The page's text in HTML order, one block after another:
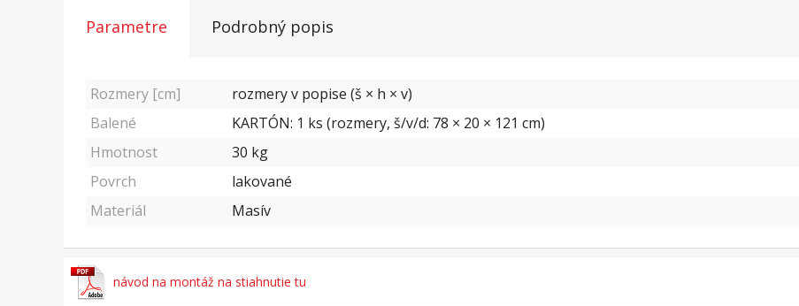
Parametre Podrobný popis
Rozmery [cm]
rozmery v popise (š × h × v)
Balené
KARTÓN: 1 ks (rozmery, š/v/d: 78 × 20 × 121 cm)
Hmotnost
30 kg
Povrch
lakované
Materiál
Masív
návod na montáž na stiahnutie tu